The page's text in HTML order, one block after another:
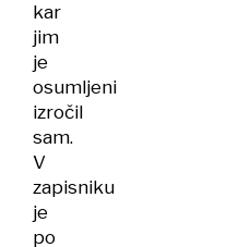
kar
jim
je
osumljeni
izročil
sam.
V
zapisniku
je
po